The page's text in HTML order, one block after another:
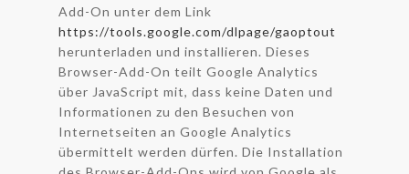
Add-On unter dem Link
https://tools.google.com/dlpage/gaoptout
herunterladen und installieren. Dieses
Browser-Add-On teilt Google Analytics
über JavaScript mit, dass keine Daten und
Informationen zu den Besuchen von
Internetseiten an Google Analytics
übermittelt werden dürfen. Die Installation